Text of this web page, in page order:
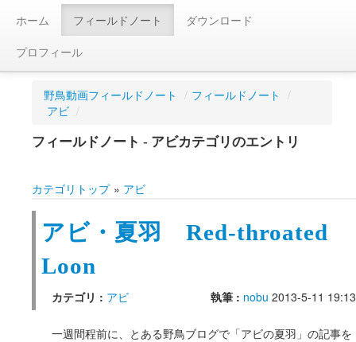
ホーム フィールドノート
ダウンロード
プロフィール
野鳥動画フィールドノート / フィールドノート /
アビ /
フィールドノート - アビカテゴリのエントリ
カテゴリトップ » アビ
アビ・夏羽 Red-throated
Loon
カテゴリ : アビ 執筆 : nobu 2013-5-11 19:13
一週間程前に、とある野鳥ブログで「アビの夏羽」の記事を